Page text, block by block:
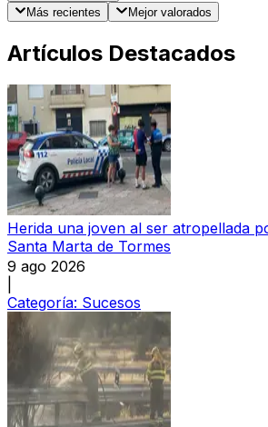
Más recientes
Mejor valorados
Artículos Destacados
Herida una joven al ser atropellada
Santa Marta de Tormes
9 ago 2026
Categoría: Sucesos